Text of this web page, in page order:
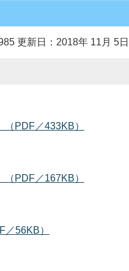
更新日：2018年 11月 5日
PDF／433KB）
PDF／167KB）
56KB）